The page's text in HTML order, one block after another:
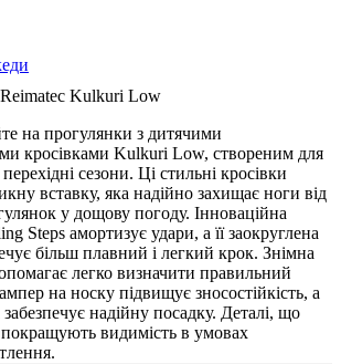
Kulkuri Low
на прогулянки з дитячими
кросівками Kulkuri Low, створеним для
сезони. Ці стильні кросівки
вставку, яка надійно захищає ноги від
у дощову погоду. Інноваційна
Steps амортизує удари, а її заокруглена
більш плавний і легкий крок. Знімна
легко визначити правильний
на носку підвищує зносостійкість, а
надійну посадку. Деталі, що
покращують видимість в умовах